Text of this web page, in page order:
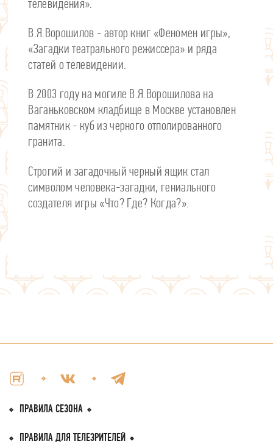
телевидения».
В.Я.Ворошилов - автор книг «Феномен игры»,
«Загадки театрального режиссера» и ряда
статей о телевидении.
В 2003 году на могиле В.Я.Ворошилова на
Ваганьковском кладбище в Москве установлен
памятник - куб из черного отполированного
гранита.
Строгий и загадочный черный ящик стал
символом человека-загадки, гениального
создателя игры «Что? Где? Когда?».
ПРАВИЛА СЕЗОНА
ПРАВИЛА ДЛЯ ТЕЛЕЗРИТEЛЕЙ